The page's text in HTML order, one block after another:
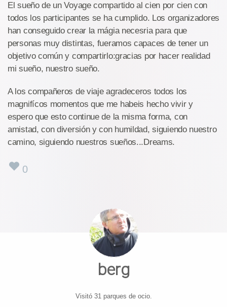
El sueño de un Voyage compartido al cien por cien con
todos los participantes se ha cumplido. Los organizadores
han conseguido crear la mágia necesria para que
personas muy distintas, fueramos capaces de tener un
objetivo común y compartirlo:gracias por hacer realidad
mi sueño, nuestro sueño.
A los compañeros de viaje agradeceros todos los
magnifícos momentos que me habeis hecho vivir y
espero que esto continue de la misma forma, con
amistad, con diversión y con humildad, siguiendo nuestro
camino, siguiendo nuestros sueños...Dreams.
0
berg
Visitó 31 parques de ocio.